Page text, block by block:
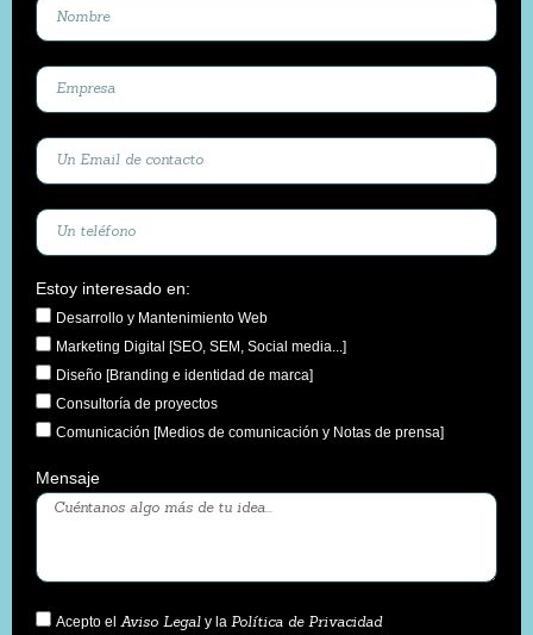
Estoy interesado en:
Desarrollo y Mantenimiento Web
Marketing Digital [SEO, SEM, Social media...]
Diseño [Branding e identidad de marca]
Consultoría de proyectos
Comunicación [Medios de comunicación y Notas de prensa]
Mensaje
Acepto el Aviso Legal y la Política de Privacidad